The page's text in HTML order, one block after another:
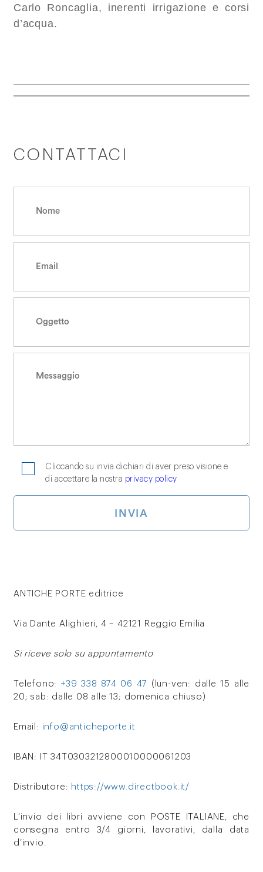
Carlo Roncaglia, inerenti irrigazione e corsi
d’acqua.
CONTATTACI
Cliccando su invia dichiari di aver preso visione e
di accettare la nostra privacy policy
ANTICHE PORTE editrice
Via Dante Alighieri, 4 – 42121 Reggio Emilia
Si riceve solo su appuntamento
Telefono: +39 338 874 06 47
(lun-ven: dalle 15 alle
20; sab: dalle 08 alle 13; domenica chiuso)
Email: info@anticheporte.it
IBAN: IT 34T0303212800010000061203
Distributore: https://www.directbook.it/
L’invio dei libri avviene con POSTE ITALIANE, che
consegna entro 3/4 giorni, lavorativi, dalla data
d’invio.